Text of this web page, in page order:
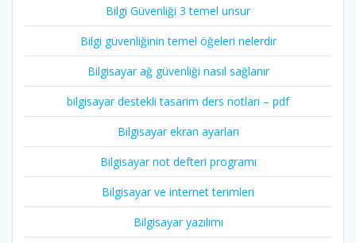
Bilgi Güvenliği 3 temel unsur
Bilgi güvenliğinin temel öğeleri nelerdir
Bilgisayar ağ güvenliği nasıl sağlanır
bilgisayar destekli tasarim ders notları – pdf
Bilgisayar ekran ayarları
Bilgisayar not defteri programı
Bilgisayar ve internet terimleri
Bilgisayar yazılımı